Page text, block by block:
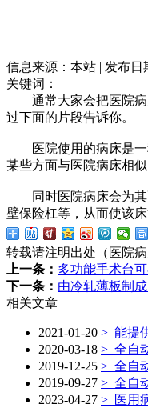
信息来源：本站 | 发布日
关键词：
通常大家会把医院病
过下面的片段告诉你。
医院使用的病床是一
某些方面与医院病床相
同时医院病床会为其
壁保险杠等，从而使该
转载请注明出处（医院
上一条： 多功能手术台
下一条： 由冷轧薄板制
相关文章
2021-01-20 > 能提
2020-03-18 > 全自
2019-12-25 > 全自
2019-09-27 > 全自
2023-04-27 > 医用